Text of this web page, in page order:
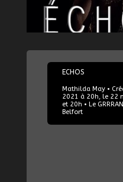
20/11/2021
ECHOS
Mathilda May •
2021 à 20h, le 22
et 20h • Le
Belfort